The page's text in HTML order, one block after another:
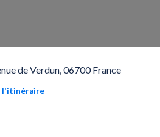
de Verdun,06700France
l'itinéraire